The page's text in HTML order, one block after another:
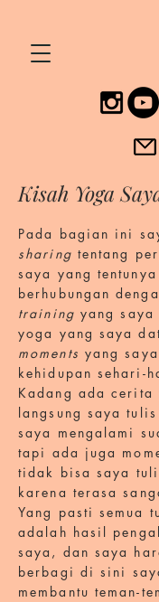
Kisah Yoga
Pada bagian ini
sharing tentang
saya yang
berhubungan
training yang
yoga yang saya
moments yang
kehidupan sehari-
Kadang ada cerita
langsung saya
saya mengalami
tapi ada juga
tidak bisa saya
karena terasa
Yang pasti semua
adalah hasil
saya, dan saya
berbagi di sini
membantu teman-